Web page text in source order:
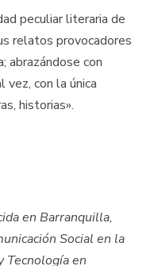
peculiar literaria de
relatos provocadores
abrazándose con
vez, con la única
historias».
en Barranquilla,
Social en la
Tecnología en